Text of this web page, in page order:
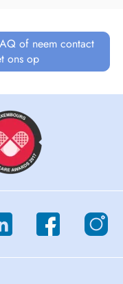
of neem contact
ons op